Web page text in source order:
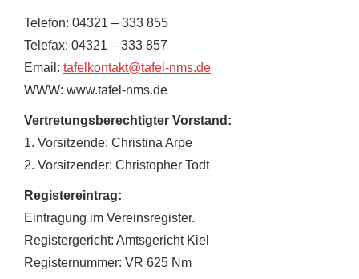
Telefon: 04321 – 333 855
Telefax: 04321 – 333 857
Email: tafelkontakt@tafel-nms.de
WWW: www.tafel-nms.de
Vertretungsberechtigter Vorstand:
1. Vorsitzende: Christina Arpe
2. Vorsitzender: Christopher Todt
Registereintrag:
Eintragung im Vereinsregister.
Registergericht: Amtsgericht Kiel
Registernummer: VR 625 Nm